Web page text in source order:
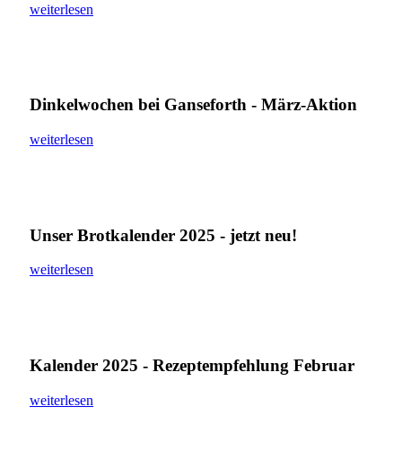
weiterlesen
Dinkelwochen bei Ganseforth - März-Aktion
weiterlesen
Unser Brotkalender 2025 - jetzt neu!
weiterlesen
Kalender 2025 - Rezeptempfehlung Februar
weiterlesen